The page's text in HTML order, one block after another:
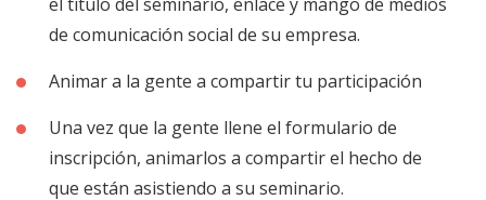
de comunicación social de su empresa.
Animar a la gente a compartir tu participación
Una vez que la gente llene el formulario de
inscripción, animarlos a compartir el hecho de
que están asistiendo a su seminario.